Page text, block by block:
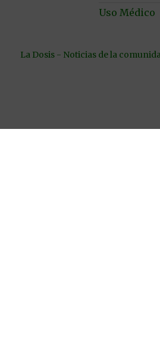
Uso Médico
La Dosis - Noticias de la